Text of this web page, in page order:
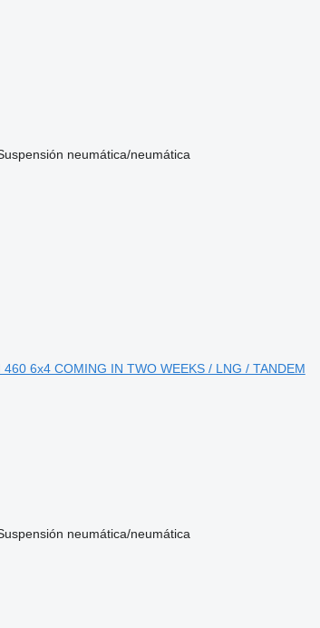
neumática/neumática
460 6x4 COMING IN TWO WEEKS / LNG / TANDEM
neumática/neumática